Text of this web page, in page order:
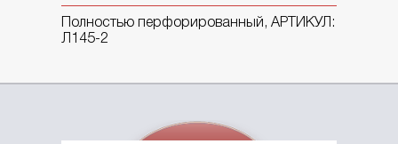
ЛОТКИ И ПОДНОСЫ
Полностью перфорированный, АРТИКУЛ:
Л145-2